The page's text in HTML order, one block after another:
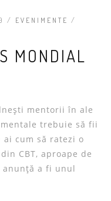
/ EVENIMENTE /
MONDIAL
mentorii în ale
trebuie să fii
cum să ratezi o
CBT, aproape de
anunță a fi unul